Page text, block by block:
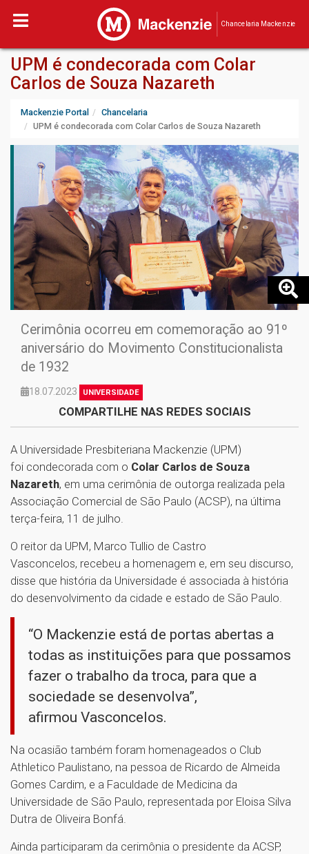
Chancelaria Mackenzie
UPM é condecorada com Colar
Carlos de Souza Nazareth
Mackenzie Portal
Chancelaria
UPM é condecorada com Colar Carlos de Souza Nazareth
Cerimônia ocorreu em comemoração ao 91º
aniversário do Movimento Constitucionalista
de 1932
18.07.2023 UNIVERSIDADE
COMPARTILHE NAS REDES SOCIAIS
A Universidade Presbiteriana Mackenzie (UPM)
foi condecorada com o Colar Carlos de Souza
Nazareth, em uma cerimônia de outorga realizada pela
Associação Comercial de São Paulo (ACSP), na última
terça-feira, 11 de julho.
O reitor da UPM, Marco Tullio de Castro
Vasconcelos, recebeu a homenagem e, em seu discurso,
disse que história da Universidade é associada à história
do desenvolvimento da cidade e estado de São Paulo.
“O Mackenzie está de portas abertas a
todas as instituições para que possamos
fazer o trabalho da troca, para que a
sociedade se desenvolva”,
afirmou Vasconcelos.
Na ocasião também foram homenageados o Club
Athletico Paulistano, na pessoa de Ricardo de Almeida
Gomes Cardim, e a Faculdade de Medicina da
Universidade de São Paulo, representada por Eloisa Silva
Dutra de Oliveira Bonfá.
Ainda participaram da cerimônia o presidente da ACSP,